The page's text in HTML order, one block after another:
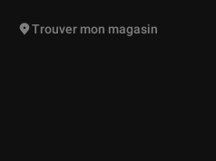
vont vous être proposées
Trouver mon magasin